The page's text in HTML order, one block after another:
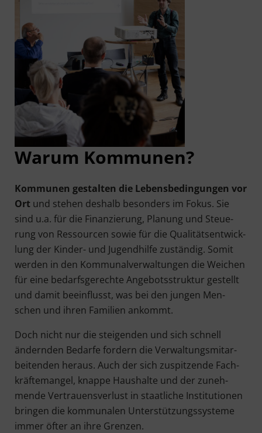
War­um Kommunen?
Kom­mu­nen gestal­ten die Lebens­be­din­gun­gen vor
Ortund ste­hen des­halb beson­ders im Fokus. Sie
sind u.a. für die Finan­zie­rung, Pla­nung und Steue­
rung von Res­sour­cen sowie für die Qua­li­täts­ent­wick­
lung der Kin­der- und Jugend­hil­fe zustän­dig. Somit
wer­den in den Kom­mu­nal­ver­wal­tun­gen die Wei­chen
für eine bedarfs­ge­rech­te Ange­bots­struk­tur gestellt
und damit beein­flusst, was bei den jun­gen Men­
schen und ihren Fami­li­en ankommt.
Doch nicht nur die stei­gen­den und sich schnell
ändern­den Bedar­fe for­dern die Ver­wal­tungs­mit­ar­
bei­ten­den her­aus. Auch der sich zuspit­zen­de Fach­
kräf­te­man­gel, knap­pe Haus­hal­te und der zuneh­
men­de Ver­trau­ens­ver­lust in staat­li­che Insti­tu­tio­nen
brin­gen die kom­mu­na­len Unter­stüt­zungs­sys­te­me
immer öfter an ihre Grenzen.